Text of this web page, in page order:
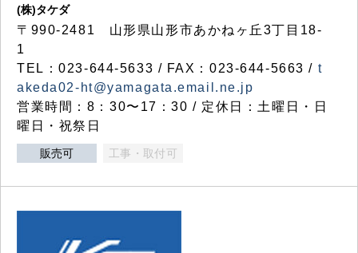
(株)タケダ
〒990-2481 山形県山形市あかねヶ丘3丁目18-
1
TEL：023-644-5633 / FAX：023-644-5663 / t
akeda02-ht@yamagata.email.ne.jp
営業時間：8：30〜17：30 / 定休日：土曜日・日
曜日・祝祭日
販売可 工事・取付可